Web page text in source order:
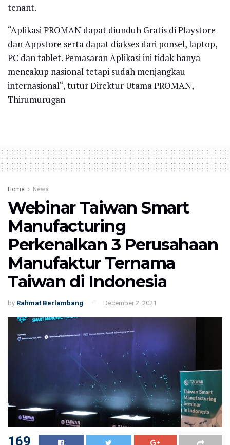
tenant.
“Aplikasi PROMAN dapat diunduh Gratis di Playstore
dan Appstore serta dapat diakses dari ponsel, laptop,
PC dan tablet. Pemasaran Aplikasi ini tidak hanya
mencakup nasional tetapi sudah menjangkau
internasional“, tutur Direktur Utama PROMAN,
Thirumurugan
Home News
Webinar Taiwan Smart
Manufacturing
Perkenalkan 3 Perusahaan
Manufaktur Ternama
Taiwan di Indonesia
by Rahmat Berlambang December 2, 2021
169